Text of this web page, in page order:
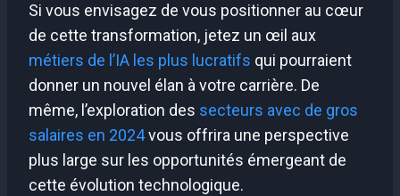
Si vous envisagez de vous positionner au cœur
de cette transformation, jetez un œil aux
métiers de l’IA les plus lucratifs qui pourraient
donner un nouvel élan à votre carrière. De
même, l’exploration des secteurs avec de gros
salaires en 2024vous offrira une perspective
plus large sur les opportunités émergeant de
cette évolution technologique.